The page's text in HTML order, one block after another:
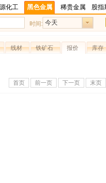
化工 黑色金属 稀贵金属 股指
时间: 今天
线材 铁矿石 报价 库存
首页 前一页 下一页 末页